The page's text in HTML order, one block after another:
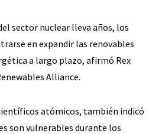
sector nuclear lleva años, los
en expandir las renovables
a largo plazo, afirmó Rex
Alliance.
atómicos, también indicó
son vulnerables durante los